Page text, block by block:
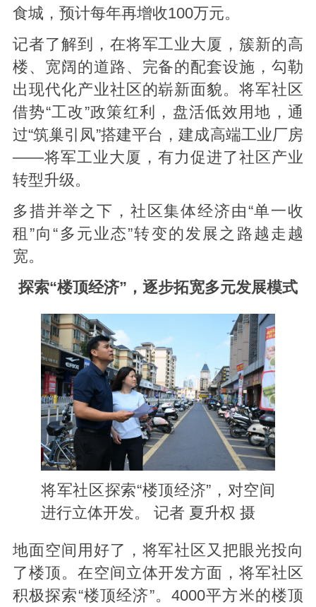
食城，预计每年再增收100万元。
记者了解到，在将军工业大厦，簇新的高
楼、宽阔的道路、完备的配套设施，勾勒
出现代化产业社区的崭新面貌。将军社区
借势“工改”政策红利，盘活低效用地，通
过“筑巢引凤”搭建平台，建成高端工业厂房
——将军工业大厦，有力促进了社区产业
转型升级。
多措并举之下，社区集体经济由“单一收
租”向“多元业态”转变的发展之路越走越
宽。
探索“楼顶经济”，逐步拓宽多元发展模式
将军社区探索“楼顶经济”，对空间
进行立体开发。 记者 夏升权 摄
地面空间用好了，将军社区又把眼光投向
了楼顶。在空间立体开发方面，将军社区
积极探索“楼顶经济”。4000平方米的楼顶